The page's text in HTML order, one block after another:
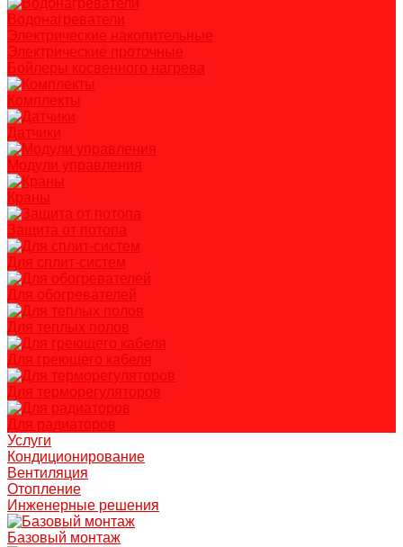
Водонагреватели
Электрические накопительные
Электрические проточные
Бойлеры косвенного нагрева
Комплекты
Датчики
Модули управления
Краны
Защита от потопа
Для сплит-систем
Для обогревателей
Для теплых полов
Для греющего кабеля
Для терморегуляторов
Для радиаторов
Услуги
Кондиционирование
Вентиляция
Отопление
Инженерные решения
Базовый монтаж